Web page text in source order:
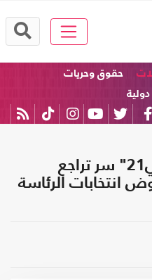
حقوق وحريات
السادات يكشف لـ"عربي21" سر تراجع
انتخابات الرئاسة